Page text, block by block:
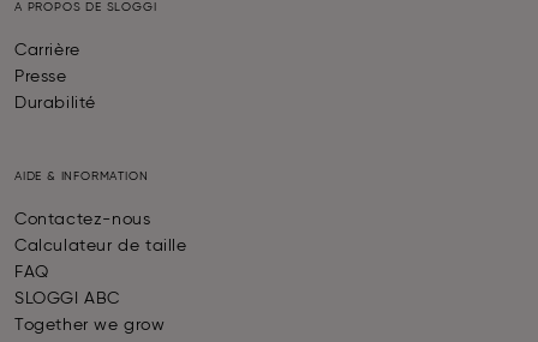
A PROPOS DE SLOGGI
Carrière
Presse
Durabilité
AIDE & INFORMATION
Contactez-nous
Calculateur de taille
FAQ
SLOGGI ABC
Together we grow